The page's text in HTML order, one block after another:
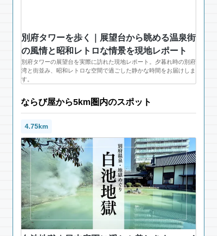
別府タワーを歩く｜展望台から眺める温泉街
の風情と昭和レトロな情景を現地レポート
別府タワーの展望台を実際に訪れた現地レポート。夕暮れ時の別府
湾と街並み、昭和レトロな空間で過ごした静かな時間をお届けしま
す。
ならび屋から5km圏内のスポット
4.75km